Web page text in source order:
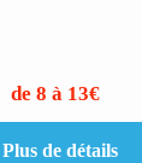
de 8 à 13€